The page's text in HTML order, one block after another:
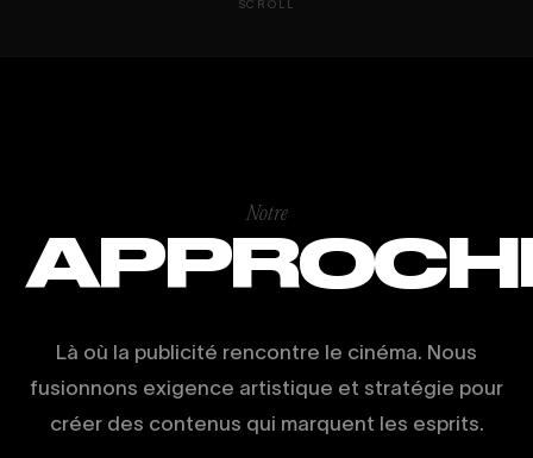
SCROLL
Notre
Là où la publicité rencontre le cinéma. Nous
fusionnons exigence artistique et stratégie pour
créer des contenus qui marquent les esprits.